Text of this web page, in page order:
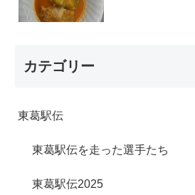
カテゴリー
東葛駅伝
東葛駅伝を走った選手たち
東葛駅伝2025